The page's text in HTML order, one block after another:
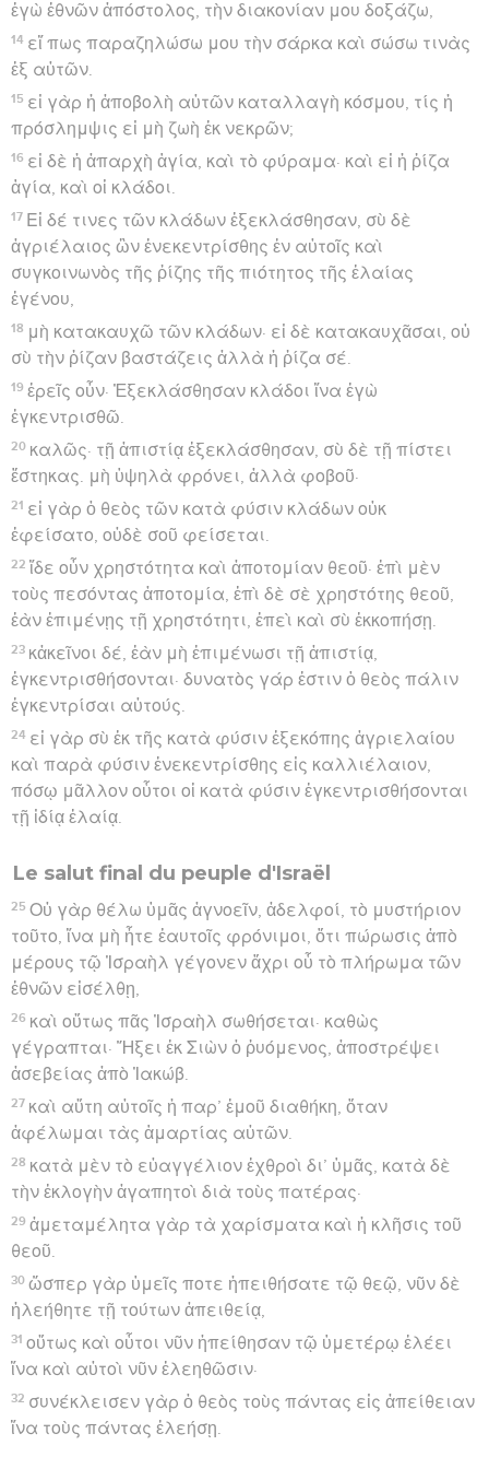
ἐγὼ ἐθνῶν ἀπόστολος, τὴν διακονίαν μου δοξάζω,
14 εἴ πως παραζηλώσω μου τὴν σάρκα καὶ σώσω τινὰς
ἐξ αὐτῶν.
15 εἰ γὰρ ἡ ἀποβολὴ αὐτῶν καταλλαγὴ κόσμου, τίς ἡ
πρόσλημψις εἰ μὴ ζωὴ ἐκ νεκρῶν;
16 εἰ δὲ ἡ ἀπαρχὴ ἁγία, καὶ τὸ φύραμα· καὶ εἰ ἡ ῥίζα
ἁγία, καὶ οἱ κλάδοι.
17 Εἰ δέ τινες τῶν κλάδων ἐξεκλάσθησαν, σὺ δὲ
ἀγριέλαιος ὢν ἐνεκεντρίσθης ἐν αὐτοῖς καὶ
συγκοινωνὸς τῆς ῥίζης τῆς πιότητος τῆς ἐλαίας
ἐγένου,
18 μὴ κατακαυχῶ τῶν κλάδων· εἰ δὲ κατακαυχᾶσαι, οὐ
σὺ τὴν ῥίζαν βαστάζεις ἀλλὰ ἡ ῥίζα σέ.
19 ἐρεῖς οὖν· Ἐξεκλάσθησαν κλάδοι ἵνα ἐγὼ
ἐγκεντρισθῶ.
20 καλῶς· τῇ ἀπιστίᾳ ἐξεκλάσθησαν, σὺ δὲ τῇ πίστει
ἕστηκας. μὴ ὑψηλὰ φρόνει, ἀλλὰ φοβοῦ·
21 εἰ γὰρ ὁ θεὸς τῶν κατὰ φύσιν κλάδων οὐκ
ἐφείσατο, οὐδὲ σοῦ φείσεται.
22 ἴδε οὖν χρηστότητα καὶ ἀποτομίαν θεοῦ· ἐπὶ μὲν
τοὺς πεσόντας ἀποτομία, ἐπὶ δὲ σὲ χρηστότης θεοῦ,
ἐὰν ἐπιμένῃς τῇ χρηστότητι, ἐπεὶ καὶ σὺ ἐκκοπήσῃ.
23 κἀκεῖνοι δέ, ἐὰν μὴ ἐπιμένωσι τῇ ἀπιστίᾳ,
ἐγκεντρισθήσονται· δυνατὸς γάρ ἐστιν ὁ θεὸς πάλιν
ἐγκεντρίσαι αὐτούς.
24 εἰ γὰρ σὺ ἐκ τῆς κατὰ φύσιν ἐξεκόπης ἀγριελαίου
καὶ παρὰ φύσιν ἐνεκεντρίσθης εἰς καλλιέλαιον,
πόσῳ μᾶλλον οὗτοι οἱ κατὰ φύσιν ἐγκεντρισθήσονται
τῇ ἰδίᾳ ἐλαίᾳ.
Le salut final du peuple d'Israël
25 Οὐ γὰρ θέλω ὑμᾶς ἀγνοεῖν, ἀδελφοί, τὸ μυστήριον
τοῦτο, ἵνα μὴ ἦτε ἑαυτοῖς φρόνιμοι, ὅτι πώρωσις ἀπὸ
μέρους τῷ Ἰσραὴλ γέγονεν ἄχρι οὗ τὸ πλήρωμα τῶν
ἐθνῶν εἰσέλθῃ,
26 καὶ οὕτως πᾶς Ἰσραὴλ σωθήσεται· καθὼς
γέγραπται· Ἥξει ἐκ Σιὼν ὁ ῥυόμενος, ἀποστρέψει
ἀσεβείας ἀπὸ Ἰακώβ.
27 καὶ αὕτη αὐτοῖς ἡ παρ’ ἐμοῦ διαθήκη, ὅταν
ἀφέλωμαι τὰς ἁμαρτίας αὐτῶν.
28 κατὰ μὲν τὸ εὐαγγέλιον ἐχθροὶ δι’ ὑμᾶς, κατὰ δὲ
τὴν ἐκλογὴν ἀγαπητοὶ διὰ τοὺς πατέρας·
29 ἀμεταμέλητα γὰρ τὰ χαρίσματα καὶ ἡ κλῆσις τοῦ
θεοῦ.
30 ὥσπερ γὰρ ὑμεῖς ποτε ἠπειθήσατε τῷ θεῷ, νῦν δὲ
ἠλεήθητε τῇ τούτων ἀπειθείᾳ,
31 οὕτως καὶ οὗτοι νῦν ἠπείθησαν τῷ ὑμετέρῳ ἐλέει
ἵνα καὶ αὐτοὶ νῦν ἐλεηθῶσιν·
32 συνέκλεισεν γὰρ ὁ θεὸς τοὺς πάντας εἰς ἀπείθειαν
ἵνα τοὺς πάντας ἐλεήσῃ.